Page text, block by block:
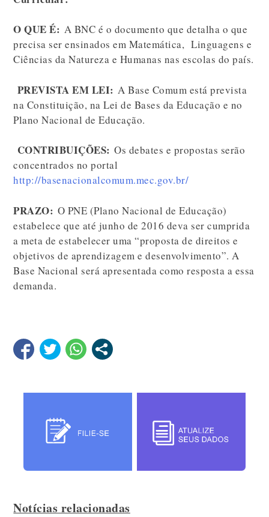
O QUE É: A BNC é o documento que detalha o que
precisa ser ensinados em Matemática, Linguagens e
Ciências da Natureza e Humanas nas escolas do país.
PREVISTA EM LEI: A Base Comum está prevista
na Constituição, na Lei de Bases da Educação e no
Plano Nacional de Educação.
CONTRIBUIÇÕES: Os debates e propostas serão
concentrados no portal
http://basenacionalcomum.mec.gov.br/
PRAZO: O PNE (Plano Nacional de Educação)
estabelece que até junho de 2016 deva ser cumprida
a meta de estabelecer uma “proposta de direitos e
objetivos de aprendizagem e desenvolvimento”. A
Base Nacional será apresentada como resposta a essa
demanda.
Notícias relacionadas